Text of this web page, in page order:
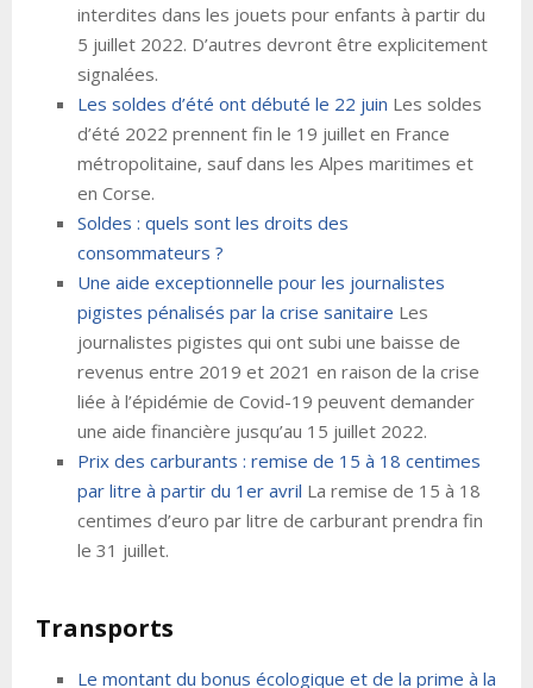
interdites dans les jouets pour enfants à partir du
5 juillet 2022. D’autres devront être explicitement
signalées.
Les soldes d’été ont débuté le 22 juin Les soldes
d’été 2022 prennent fin le 19 juillet en France
métropolitaine, sauf dans les Alpes maritimes et
en Corse.
Soldes : quels sont les droits des
consommateurs ?
Une aide exceptionnelle pour les journalistes
pigistes pénalisés par la crise sanitaire Les
journalistes pigistes qui ont subi une baisse de
revenus entre 2019 et 2021 en raison de la crise
liée à l’épidémie de Covid-19 peuvent demander
une aide financière jusqu’au 15 juillet 2022.
Prix des carburants : remise de 15 à 18 centimes
par litre à partir du 1er avril La remise de 15 à 18
centimes d’euro par litre de carburant prendra fin
le 31 juillet.
Transports
Le montant du bonus écologique et de la prime à la